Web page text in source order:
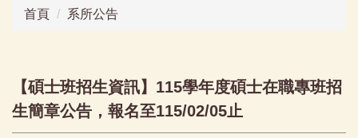
首頁 系所公告
【碩士班招生資訊】115學年度碩士在職專班招
生簡章公告，報名至115/02/05止